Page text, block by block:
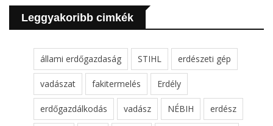
Leggyakoribb cimkék
állami erdőgazdaság STIHL erdészeti gép
vadászat fakitermelés Erdély
erdőgazdálkodás vadász NÉBIH erdész